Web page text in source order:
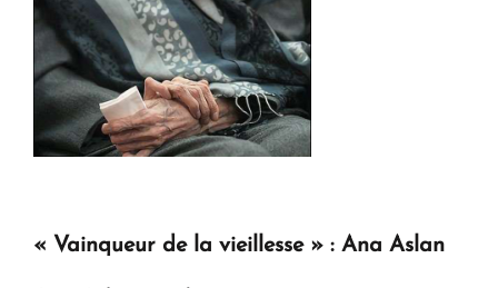
« Vainqueur de la vieillesse » : Ana Aslan